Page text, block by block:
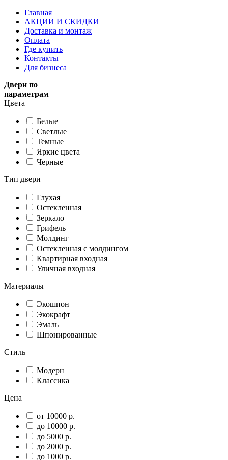
Главная
АКЦИИ И СКИДКИ
Доставка и монтаж
Оплата
Где купить
Контакты
Для бизнеса
Двери по
параметрам
Цвета
Белые
Светлые
Темные
Яркие цвета
Черные
Тип двери
Глухая
Остекленная
Зеркало
Грифель
Молдинг
Остекленная с молдингом
Квартирная входная
Уличная входная
Материалы
Экошпон
Экокрафт
Эмаль
Шпонированные
Стиль
Модерн
Классика
Цена
от 10000 р.
до 10000 р.
до 5000 р.
до 2000 р.
до 1000 р.